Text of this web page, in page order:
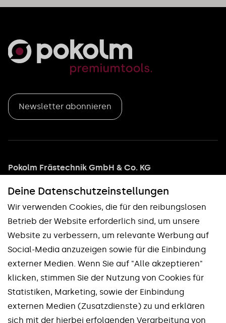
Deine Datenschutz­einstellungen
Wir verwenden Cookies, die für den reibungslosen
Betrieb der Website erforderlich sind, um unsere
Website zu verbessern, um relevante Werbung auf
Social-Media anzuzeigen sowie für die Einbindung
externer Medien. Wenn Sie auf "Alle akzeptieren"
klicken, stimmen Sie der Nutzung von Cookies für
Statistiken, Marketing, sowie der Einbindung
externen Medien (Zusatzdienste) zu und erklären
sich mit der hierbei erfolgenden Verarbeitung von
Newsletter abonnieren
Pokolm Frästechnik GmbH & Co. KG
Adam-Opel-Straße 5
Unsere Marken